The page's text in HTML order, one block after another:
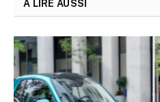
A LIRE AUSSI